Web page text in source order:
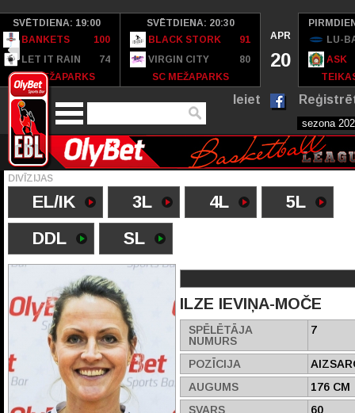
SVĒTDIENA: 19:00
BANKETS
100
LET IT RAIN
74
SC MEŽAPARKS
SVĒTDIENA: 20:30
BLACK STORK
91
VIRGIN CITY
80
SC MEŽAPARKS
APR
20
LU-
ASK
Ieiet
DIVĪZIJAS
EL/IK 3L 4L
5L
DDL
SL
ILZE IEVIŅA-MOČE
SPĒLĒTĀJA
NUMURS
7
POZĪCIJA
AUGUMS
176 CM
SVARS
60